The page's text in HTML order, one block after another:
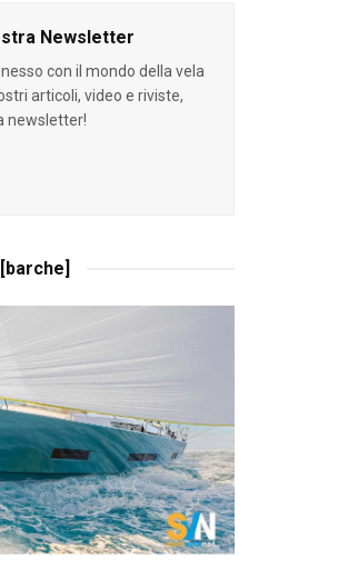
Newsletter
con il mondo della vela
articoli, video e riviste,
newsletter!